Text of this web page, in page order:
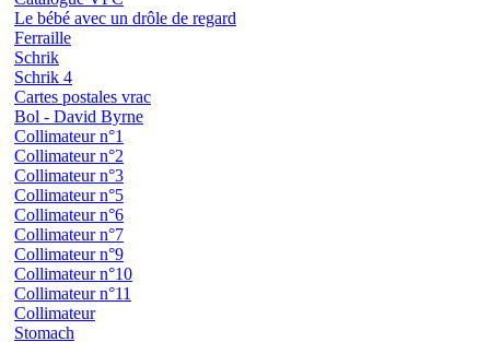
Le bébé avec un drôle de regard
Ferraille
Schrik
Schrik 4
Cartes postales vrac
Bol - David Byrne
Collimateur n°1
Collimateur n°2
Collimateur n°3
Collimateur n°5
Collimateur n°6
Collimateur n°7
Collimateur n°9
Collimateur n°10
Collimateur n°11
Collimateur
Stomach